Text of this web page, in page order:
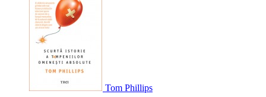
Tom Phillips